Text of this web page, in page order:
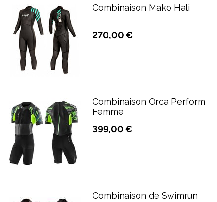
Combinaison Mako Hali
270,00 €
Combinaison Orca Perform
Femme
399,00 €
Combinaison de Swimrun